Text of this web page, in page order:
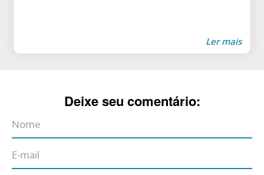
Ler mais
Deixe seu comentário: